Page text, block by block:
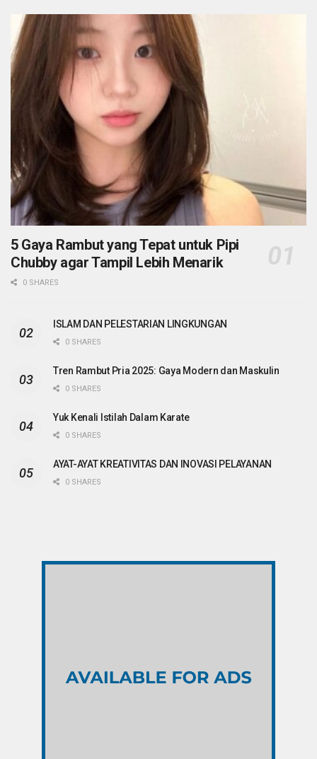
5 Gaya Rambut yang Tepat untuk Pipi
Chubby agar Tampil Lebih Menarik
0 SHARES
ISLAM DAN PELESTARIAN LINGKUNGAN
0 SHARES
Tren Rambut Pria 2025: Gaya Modern dan Maskulin
0 SHARES
Yuk Kenali Istilah Dalam Karate
0 SHARES
AYAT-AYAT KREATIVITAS DAN INOVASI PELAYANAN
0 SHARES